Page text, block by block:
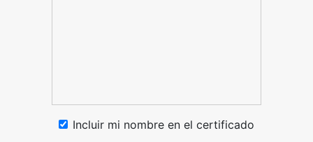
Incluir mi nombre en el certificado